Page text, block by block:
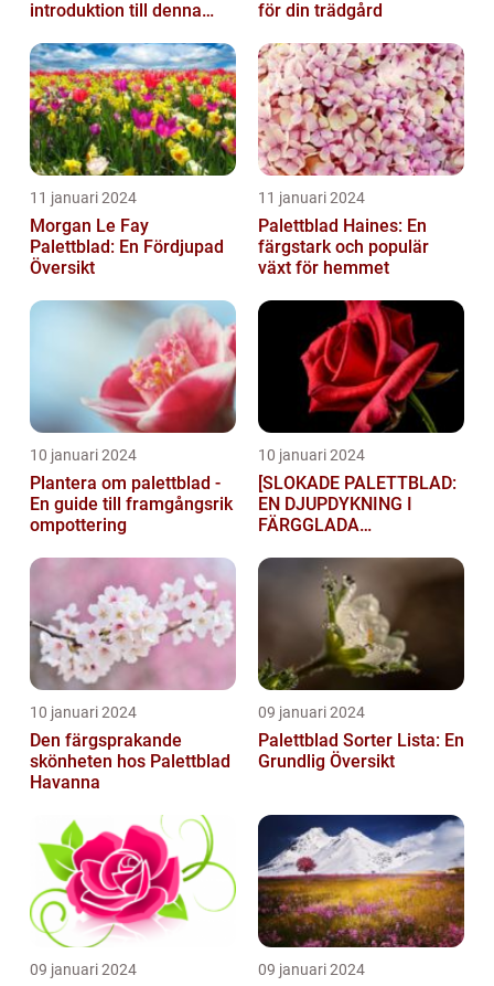
introduktion till denna
för din trädgård
11 januari 2024
Morgan Le Fay
Palettblad: En Fördjupad
Översikt
11 januari 2024
Palettblad Haines: En
färgstark och populär
växt för hemmet
10 januari 2024
Plantera om palettblad -
En guide till framgångsrik
ompottering
10 januari 2024
[SLOKADE PALETTBLAD:
EN DJUPDYKNING I
FÄRGGLADA
UNDERBARA VÄRLD]
10 januari 2024
Den färgsprakande
skönheten hos Palettblad
Havanna
09 januari 2024
Palettblad Sorter Lista: En
Grundlig Översikt
09 januari 2024 09 januari 2024